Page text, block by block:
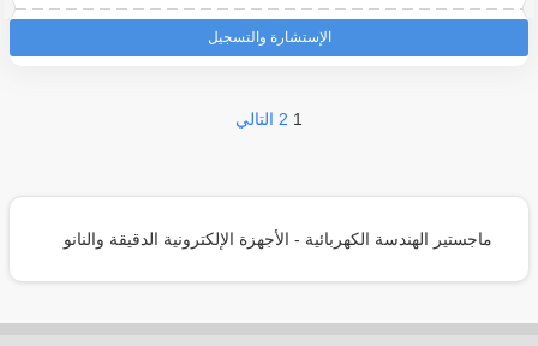
الإستشارة والتسجيل
2 التالي
ماجستير الهندسة الكهربائية - الأجهزة الإلكترونية الدقيقة والنانو